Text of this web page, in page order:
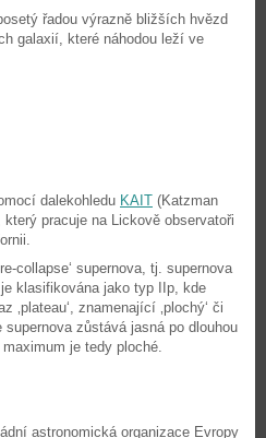
řadou výrazně bližších hvězd
galaxií, které náhodou leží ve
dalekohledu KAIT (Katzman
pracuje na Lickově observatoři
collapse‘ supernova, tj. supernova
klasifikována jako typ IIp, kde
‚plateau‘, znamenající ‚plochý‘ či
supernova zůstává jasná po dlouhou
je tedy ploché.
astronomická organizace Evropy